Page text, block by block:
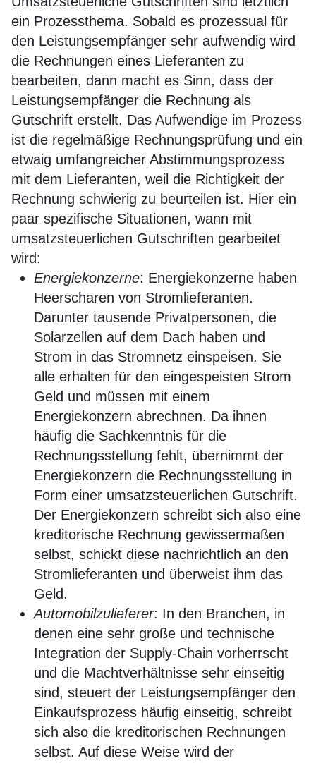
ein Prozessthema. Sobald es prozessual für
den Leistungsempfänger sehr aufwendig wird
die Rechnungen eines Lieferanten zu
bearbeiten, dann macht es Sinn, dass der
Leistungsempfänger die Rechnung als
Gutschrift erstellt. Das Aufwendige im Prozess
ist die regelmäßige Rechnungsprüfung und ein
etwaig umfangreicher Abstimmungsprozess
mit dem Lieferanten, weil die Richtigkeit der
Rechnung schwierig zu beurteilen ist. Hier ein
paar spezifische Situationen, wann mit
umsatzsteuerlichen Gutschriften gearbeitet
wird:
Energiekonzerne: Energiekonzerne haben
Heerscharen von Stromlieferanten.
Darunter tausende Privatpersonen, die
Solarzellen auf dem Dach haben und
Strom in das Stromnetz einspeisen. Sie
alle erhalten für den eingespeisten Strom
Geld und müssen mit einem
Energiekonzern abrechnen. Da ihnen
häufig die Sachkenntnis für die
Rechnungsstellung fehlt, übernimmt der
Energiekonzern die Rechnungsstellung in
Form einer umsatzsteuerlichen Gutschrift.
Der Energiekonzern schreibt sich also eine
kreditorische Rechnung gewissermaßen
selbst, schickt diese nachrichtlich an den
Stromlieferanten und überweist ihm das
Geld.
Automobilzulieferer: In den Branchen, in
denen eine sehr große und technische
Integration der Supply-Chain vorherrscht
und die Machtverhältnisse sehr einseitig
sind, steuert der Leistungsempfänger den
Einkaufsprozess häufig einseitig, schreibt
sich also die kreditorischen Rechnungen
selbst. Auf diese Weise wird der